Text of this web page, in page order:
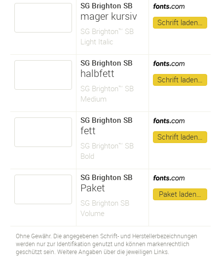
SG Brighton SB
mager kursiv
SG Brighton™ SB
Light Italic
Schrift laden…
SG Brighton SB
halbfett
SG Brighton™ SB
Medium
Schrift laden…
SG Brighton SB
fett
SG Brighton™ SB
Bold
Schrift laden…
SG Brighton SB
Paket
SG Brighton SB
Volume
Paket laden…
Ohne Gewähr. Die angegebenen Schrift- und Herstellerbezeichnungen
werden nur zur Identifikation genutzt und können markenrechtlich
geschützt sein. Weitere Angaben über die jeweiligen Links.